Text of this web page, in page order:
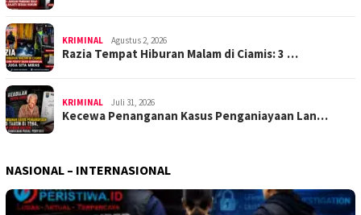
KRIMINAL Agustus 2, 2026
Razia Tempat Hiburan Malam di Ciamis: 3 …
KRIMINAL Juli 31, 2026
Kecewa Penanganan Kasus Penganiayaan Lan…
NASIONAL – INTERNASIONAL